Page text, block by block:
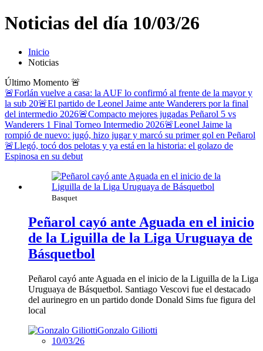
Noticias del día 10/03/26
Inicio
Noticias
Último Momento 🚨
🚨Forlán vuelve a casa: la AUF lo confirmó al frente de la mayor y
la sub 20🚨El partido de Leonel Jaime ante Wanderers por la final
del intermedio 2026🚨Compacto mejores jugadas Peñarol 5 vs
Wanderers 1 Final Torneo Intermedio 2026🚨Leonel Jaime la
rompió de nuevo: jugó, hizo jugar y marcó su primer gol en Peñarol
🚨Llegó, tocó dos pelotas y ya está en la historia: el golazo de
Espinosa en su debut
Basquet
Peñarol cayó ante Aguada en el inicio
de la Liguilla de la Liga Uruguaya de
Básquetbol
Peñarol cayó ante Aguada en el inicio de la Liguilla de la Liga
Uruguaya de Básquetbol. Santiago Vescovi fue el destacado
del aurinegro en un partido donde Donald Sims fue figura del
local
Gonzalo Giliotti
10/03/26